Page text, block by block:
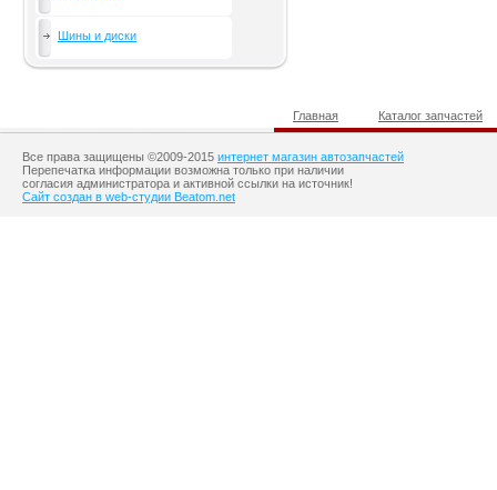
Шины и диски
Главная Каталог запчастей
Все права защищены ©2009-2015 интернет магазин автозапчастей
Перепечатка информации возможна только при наличии
согласия администратора и активной ссылки на источник!
Сайт создан в web-студии Beatom.net